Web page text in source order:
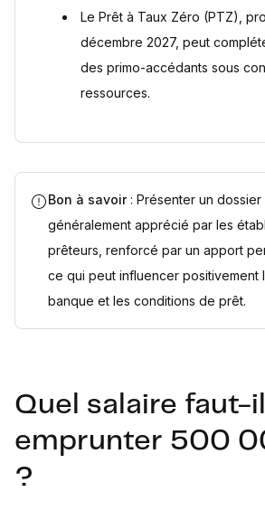
Le Prêt à Taux Zéro (PTZ),
décembre 2027, peut
des primo-accédants sous
ressources.
Bon à savoir : Présenter un
généralement apprécié par les
prêteurs, renforcé par un apport
ce qui peut influencer positivement
banque et les conditions de prêt.
Quel salaire faut-
emprunter 500
?